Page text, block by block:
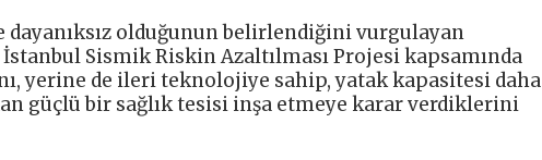
olduğunun belirlendiğini vurgulayan
Sismik Riskin Azaltılması Projesi kapsamında
yerine de ileri teknolojiye sahip, yatak kapasitesi daha
güçlü bir sağlık tesisi inşa etmeye karar verdiklerini